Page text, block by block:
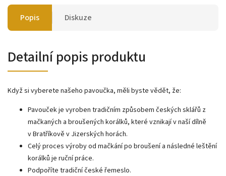
Popis Diskuze
Detailní popis produktu
Když si vyberete našeho pavoučka, měli byste vědět, že:
Pavouček je vyroben tradičním způsobem českých sklářů z
mačkaných a broušených korálků, které vznikají v naší dílně
v Bratříkově v Jizerských horách.
Celý proces výroby od mačkání po broušení a následné leštění
korálků je ruční práce.
Podpoříte tradiční české řemeslo.